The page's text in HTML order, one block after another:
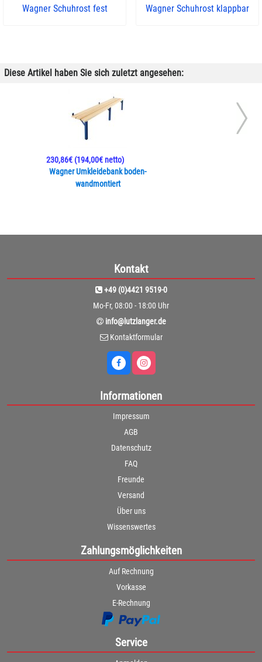
Wagner Schuhrost fest Wagner Schuhrost klappbar
Diese Artikel haben Sie sich zuletzt angesehen:
Wagner Umkleidebank boden-
wandmontiert
230,86€(194,00€ netto)
Kontakt
+49 (0)4421 9519-0
Mo-Fr, 08:00 - 18:00 Uhr
info@lutzlanger.de
Kontaktformular
Informationen
Impressum
AGB
Datenschutz
FAQ
Freunde
Versand
Über uns
Wissenswertes
Zahlungsmöglichkeiten
Auf Rechnung
Vorkasse
E-Rechnung
Service